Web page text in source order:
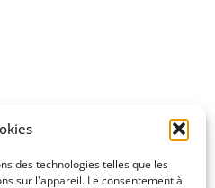
des technologies telles que les
sur l'appareil. Le consentement à